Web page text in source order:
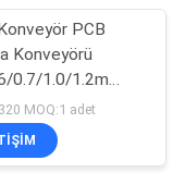
37
PCB
Konveyörü
0.7/1.0/1.2m
Ayarlanabilir Hız
dak ve Ray
Aralığı 50mm-
MOQ:1 adet